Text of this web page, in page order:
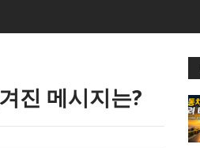
진 메시지는?